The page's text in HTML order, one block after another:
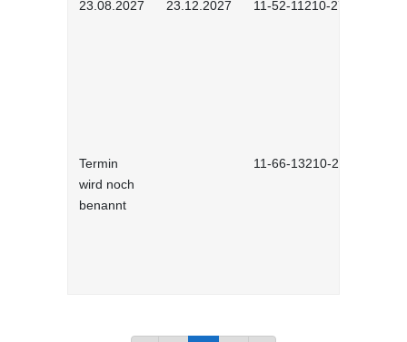
23.08.2027 23.12.2027 11-52-11210-2702
Termin
wird noch
benannt
11-66-13210-2701